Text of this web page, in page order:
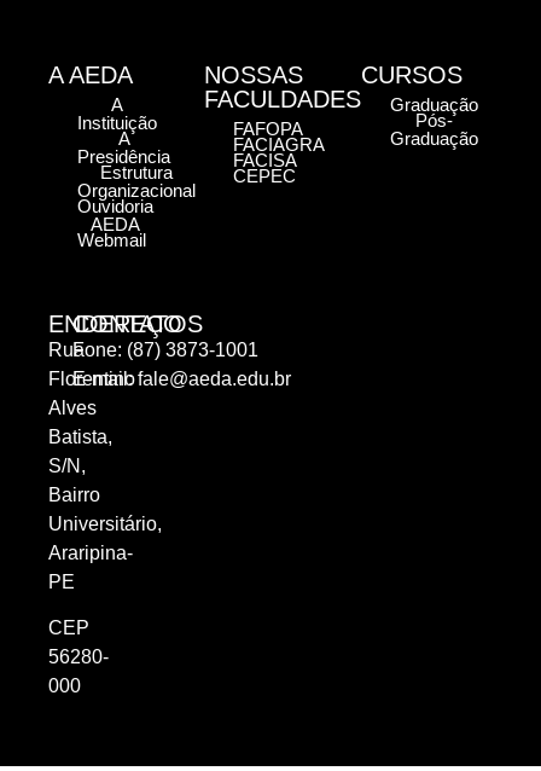
ENDEREÇO
Rua
Florentino
Alves
Batista,
S/N,
Bairro
Universitário,
Araripina-
PE
CEP
56280-
000
CONTATOS
Fone: (87) 3873-1001
E-mail:fale@aeda.edu.br
A AEDA
A
Instituição
A
Presidência
Estrutura
Organizacional
Ouvidoria
AEDA
Webmail
NOSSAS
FACULDADES
FAFOPA
FACIAGRA
FACISA
CEPEC
CURSOS
Graduação
Pós-
Graduação